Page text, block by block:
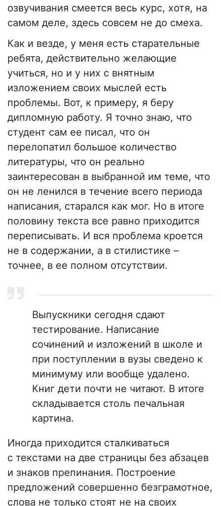
озвучивания смеется весь курс, хотя, на
самом деле, здесь совсем не до смеха.
Как и везде, у меня есть старательные
ребята, действительно желающие
учиться, но и у них с внятным
изложением своих мыслей есть
проблемы. Вот, к примеру, я беру
дипломную работу. Я точно знаю, что
студент сам ее писал, что он
перелопатил большое количество
литературы, что он реально
заинтересован в выбранной им теме, что
он не ленился в течение всего периода
написания, старался как мог. Но в итоге
половину текста все равно приходится
переписывать. И вся проблема кроется
не в содержании, а в стилистике –
точнее, в ее полном отсутствии.
Выпускники сегодня сдают
тестирование. Написание
сочинений и изложений в школе и
при поступлении в вузы сведено к
минимуму или вообще удалено.
Книг дети почти не читают. В итоге
складывается столь печальная
картина.
Иногда приходится сталкиваться
с текстами на две страницы без абзацев
и знаков препинания. Построение
предложений совершенно безграмотное,
слова не только стоят не на своих